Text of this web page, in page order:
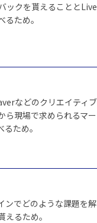
ックを貰えることとLive
ため。
などのクリエイティブ
ら現場で求められるマー
ため。
ンでどのような課題を解
るため。